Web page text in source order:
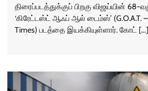
திரைப்படத்துக்குப் பிறகு விஜய்யின் 68-
‘கிரேட்டஸ்ட் ஆஃப் ஆல் டைம்ஸ்’ (G.O.A.T.
Times) படத்தை இயக்கியுள்ளார். கோட் […]